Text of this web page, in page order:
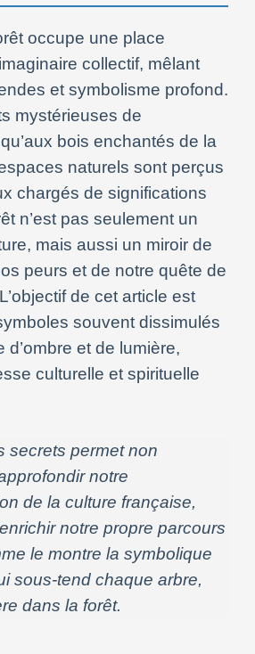
occupe une place
collectif, mêlant
et symbolisme profond.
mystérieuses de
bois enchantés de la
naturels sont perçus
chargés de significations
n’est pas seulement un
mais aussi un miroir de
peurs et de notre quête de
de cet article est
souvent dissimulés
d’ombre et de lumière,
culturelle et spirituelle
secrets permet non
notre
de la culture française,
notre propre parcours
le montre la symbolique
sous-tend chaque arbre,
dans la forêt.